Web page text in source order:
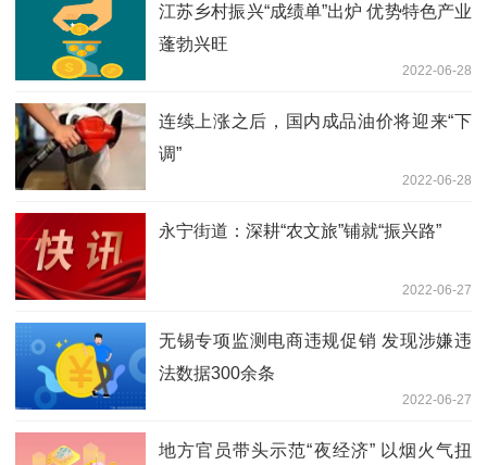
江苏乡村振兴“成绩单”出炉 优势特色产业
蓬勃兴旺
2022-06-28
连续上涨之后，国内成品油价将迎来“下
调”
2022-06-28
永宁街道：深耕“农文旅”铺就“振兴路”
2022-06-27
无锡专项监测电商违规促销 发现涉嫌违
法数据300余条
2022-06-27
地方官员带头示范“夜经济” 以烟火气扭